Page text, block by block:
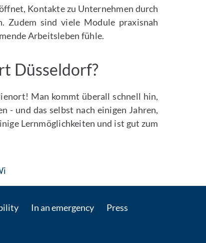
Kontakte zu Unternehmen durch
Zudem sind viele Module praxisnah
Arbeitsleben fühle.
Düsseldorf?
Man kommt überall schnell hin,
- und das selbst nach einigen Jahren,
Lernmöglichkeiten und ist gut zum
: Contact by e-mail
In an emergency Press